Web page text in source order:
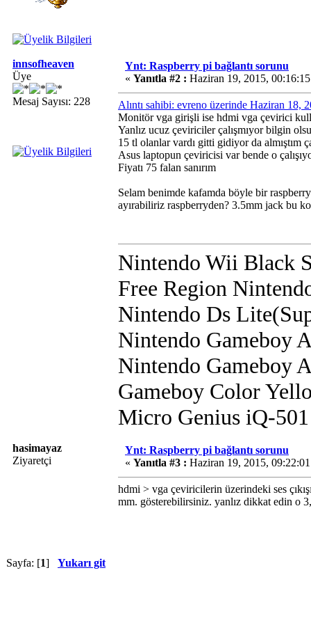
innsofheaven
Üye
Mesaj Sayısı: 228
Ynt: Raspberry pi bağlantı sorunu
« Yanıtla #2 : Haziran 19, 2015,
Alıntı sahibi: evreno üzerinde Haziran 18,
Monitör vga girişli ise hdmi vga çevirici
Yanlız ucuz çeviriciler çalışmıyor bilgin
15 tl olanlar vardı gitti gidiyor da almıştım
Asus laptopun çeviricisi var bende o
Fiyatı 75 falan sanırım
Selam benimde kafamda böyle bir
ayırabiliriz raspberryden? 3.5mm jack bu
Nintendo Wii Black
Free Region
Nintendo Ds
Nintendo Gameboy
Nintendo Gameboy
Gameboy Color
Micro Genius iQ-501
hasimayaz
Ziyaretçi
Ynt: Raspberry pi bağlantı sorunu
« Yanıtla #3 : Haziran 19, 2015,
hdmi > vga çeviricilerin üzerindeki ses
mm. gösterebilirsiniz. yanlız dikkat edin o
Sayfa: [1] Yukarı git